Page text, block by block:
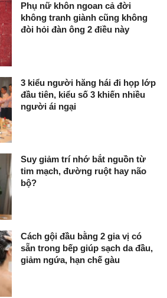
Phụ nữ khôn ngoan cả đời
không tranh giành cũng không
đòi hỏi đàn ông 2 điều này
3 kiểu người hăng hái đi họp lớp
đầu tiên, kiểu số 3 khiến nhiều
người ái ngại
Suy giảm trí nhớ bắt nguồn từ
tim mạch, đường ruột hay não
bộ?
Cách gội đầu bằng 2 gia vị có
sẵn trong bếp giúp sạch da đầu,
giảm ngứa, hạn chế gàu